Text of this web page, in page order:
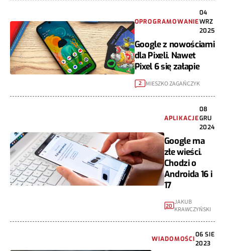
OPROGRAMOWANIE
04
WRZ
2025
Google z nowościami
dla Pixeli. Nawet
Pixel 6 się załapie
2 MIESZKO ZAGAŃCZYK
APLIKACJE
08
GRU
2024
Google ma
złe wieści.
Chodzi o
Androida 16 i
17
20 JAKUB
KRAWCZYŃSKI
WIADOMOŚCI
06 SIE
2023